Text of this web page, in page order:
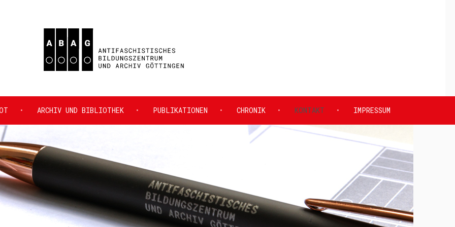
ARCHIV UND BIBLIOTHEK PUBLIKATIONEN CHRONIK KONTAKT IMPRESSUM